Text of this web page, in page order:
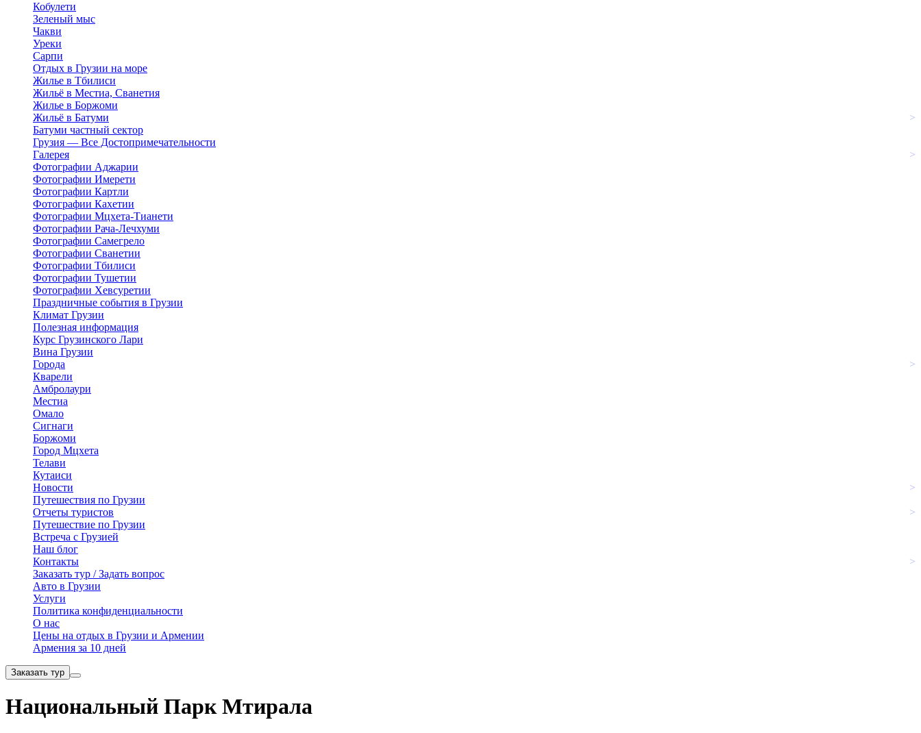
Кобулети
Зеленый мыс
Чакви
Уреки
Сарпи
Отдых в Грузии на море
Жилье в Тбилиси
Жильё в Местиа, Сванетия
Жилье в Боржоми
Жильё в Батуми
>
Батуми частный сектор
Грузия — Все Достопримечательности
Галерея
>
Фотографии Аджарии
Фотографии Имерети
Фотографии Картли
Фотографии Кахетии
Фотографии Мцхета-Тианети
Фотографии Рача-Лечхуми
Фотографии Самегрело
Фотографии Сванетии
Фотографии Тбилиси
Фотографии Тушетии
Фотографии Хевсуретии
Праздничные события в Грузии
Климат Грузии
Полезная информация
Курс Грузинского Лари
Вина Грузии
Города
>
Кварели
Амбролаури
Местиа
Омало
Сигнаги
Боржоми
Город Мцхета
Телави
Кутаиси
Новости
>
Путешествия по Грузии
Отчеты туристов
>
Путешествие по Грузии
Встреча с Грузией
Наш блог
Контакты
>
Заказать тур / Задать вопрос
Авто в Грузии
Услуги
Политика конфиденциальности
О нас
Цены на отдых в Грузии и Армении
Армения за 10 дней
Заказать тур
Национальный Парк Мтирала